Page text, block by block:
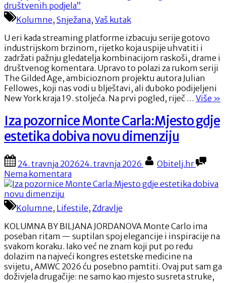
i
sjene
elite:
The
Gilded
Age
kao
ogledalo
društvenih
podjela”
Kolumne, Snježana, Vaš kutak
U eri kada streaming platforme izbacuju serije gotovo
industrijskom brzinom, rijetko koja uspije uhvatiti i
zadržati pažnju gledatelja kombinacijom raskoši, drame i
društvenog komentara. Upravo to polazi za rukom seriji
The Gilded Age, ambicioznom projektu autora Julian
Fellowes, koji nas vodi u blještavi, ali duboko podijeljeni
New York kraja 19. stoljeća. Na prvi pogled, riječ … Više »
Iza pozornice Monte Carla:Mjesto gdje
estetika dobiva novu dimenziju
Posted
on
24. travnja 202624. travnja 2026 By
Obitelj.hr
Nema komentara
Iza
Monte
Carla:Mjesto
gdje
estetika
dobiva
novu
dimenziju
Kolumne, Lifestile, Zdravlje
KOLUMNA BY BILJANA JORDANOVA Monte Carlo ima
poseban ritam — suptilan spoj elegancije i inspiracije na
svakom koraku. Iako već ne znam koji put po redu
dolazim na najveći kongres estetske medicine na
svijetu, AMWC 2026 ću posebno pamtiti. Ovaj put sam ga
doživjela drugačije: ne samo kao mjesto susreta struke,